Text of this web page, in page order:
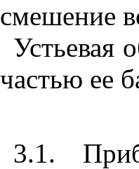
смешение
Устьевая
частью ее
3.1.